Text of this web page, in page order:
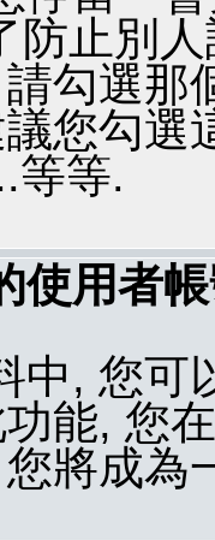
防止別
勾選那
您勾選
等等.
使用者
中, 您可
能, 您
將成為